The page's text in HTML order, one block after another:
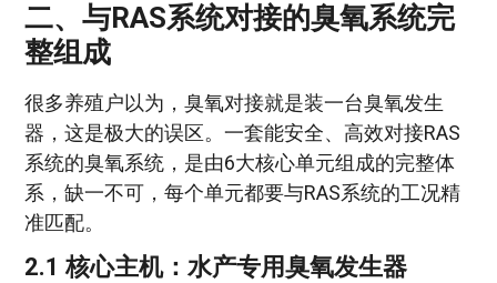
二、与RAS系统对接的臭氧系统完
整组成
很多养殖户以为，臭氧对接就是装一台臭氧发生
器，这是极大的误区。一套能安全、高效对接RAS
系统的臭氧系统，是由6大核心单元组成的完整体
系，缺一不可，每个单元都要与RAS系统的工况精
准匹配。
2.1 核心主机：水产专用臭氧发生器